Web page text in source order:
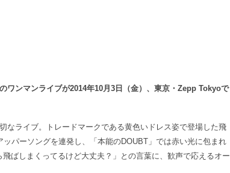
ワンマンライブが2014年10月3日（金）、東京・Zepp Tokyoで
なライブ。トレードマークである黄色いドレス姿で登場した飛
パーソングを連発し、「本能のDOUBT」では赤い光に包まれ
ばしまくってるけど大丈夫？」との言葉に、歓声で応えるオー